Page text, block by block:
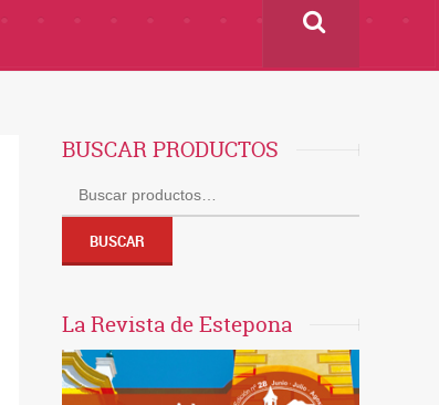
BUSCAR PRODUCTOS
Buscar
por:
BUSCAR
La Revista de Estepona